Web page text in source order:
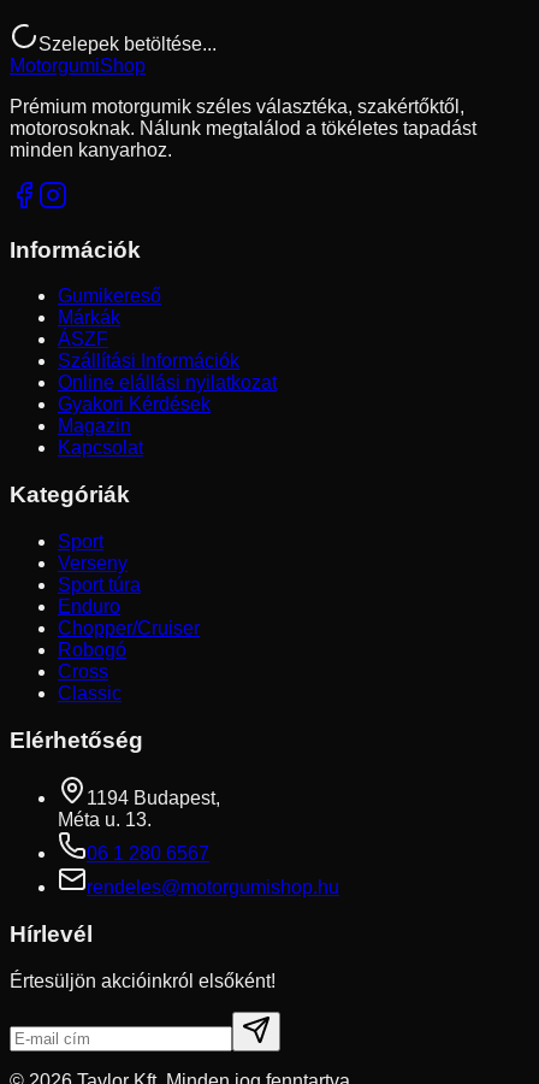
Szelepek betöltése...
MotorgumiShop
Prémium motorgumik széles választéka, szakértőktől,
motorosoknak. Nálunk megtalálod a tökéletes tapadást
minden kanyarhoz.
Információk
Gumikereső
Márkák
ÁSZF
Szállítási Információk
Online elállási nyilatkozat
Gyakori Kérdések
Magazin
Kapcsolat
Kategóriák
Sport
Verseny
Sport túra
Enduro
Chopper/Cruiser
Robogó
Cross
Classic
Elérhetőség
1194 Budapest,
Méta u. 13.
06 1 280 6567
rendeles@motorgumishop.hu
Hírlevél
Értesüljön akcióinkról elsőként!